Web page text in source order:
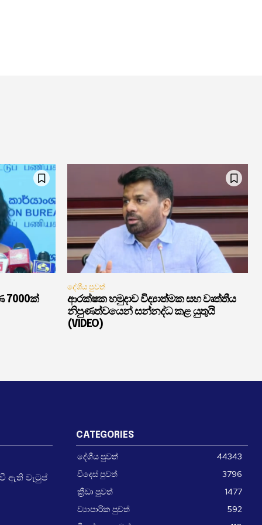
7000ක්
දේශීය පුවත්
ආරක්ෂක හමුදාව විද්‍යාත්මක සහ වෘත්තීය
නිපුණත්වයෙන් සන්නද්ධ කළ යුතුයි
(VIDEO)
ඇති වැටුප්
CATEGORIES
දේශීය පුවත්
44343
විදෙස් පුවත්
3796
ක්‍රීඩා පුවත්
1477
ව්‍යාපාරික පුවත්
592